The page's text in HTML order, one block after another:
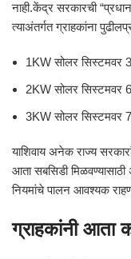
नाही.केंद्र सरकारची
त्याअंतर्गत ग्राहकांना
1KW सोलर सिस्टमवर
2KW सोलर सिस्टमवर
3KW सोलर सिस्टमवर
याशिवाय अनेक राज्य
आता सबसिडी
नियमांचे पालन आवश्यक
ग्राहकांनी आता